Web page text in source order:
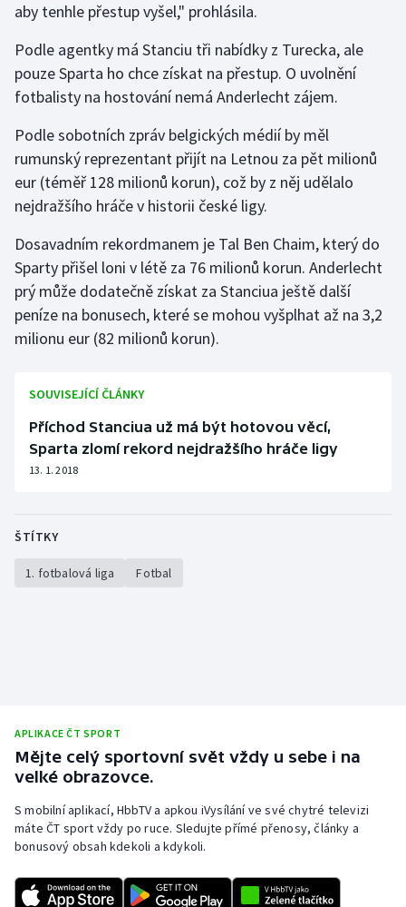
Golf
Gymnastika
Jezdectví
Judo
Krasobruslení
Lezení
Lyže a snowboard
Motorsport
Olympijské hry
Short track
Sportovní střelba
Stolní tenis
Triatlon
aby tenhle přestup vyšel," prohlásila.
Podle agentky má Stanciu tři nabídky z Turecka, ale
pouze Sparta ho chce získat na přestup. O uvolnění
fotbalisty na hostování nemá Anderlecht zájem.
Podle sobotních zpráv belgických médií by měl
rumunský reprezentant přijít na Letnou za pět milionů
eur (téměř 128 milionů korun), což by z něj udělalo
nejdražšího hráče v historii české ligy.
Dosavadním rekordmanem je Tal Ben Chaim, který do
Sparty přišel loni v létě za 76 milionů korun. Anderlecht
prý může dodatečně získat za Stanciua ještě další
peníze na bonusech, které se mohou vyšplhat až na 3,2
milionu eur (82 milionů korun).
SOUVISEJÍCÍ ČLÁNKY
Příchod Stanciua už má být hotovou věcí,
Sparta zlomí rekord nejdražšího hráče ligy
13. 1. 2018
ŠTÍTKY
1. fotbalová liga Fotbal
APLIKACE ČT SPORT
Mějte celý sportovní svět vždy u sebe i na
velké obrazovce.
S mobilní aplikací, HbbTV a apkou iVysílání ve své chytré televizi
máte ČT sport vždy po ruce. Sledujte přímé přenosy, články a
bonusový obsah kdekoli a kdykoli.